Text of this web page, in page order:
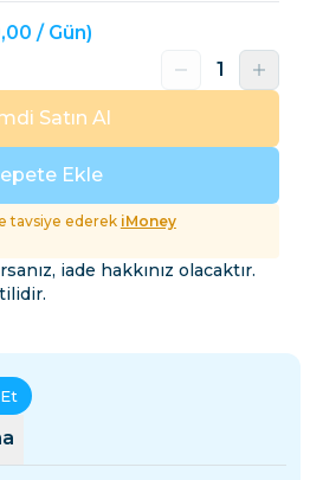
/ Gün)
Ekle
Satın Al
tavsiye ederek iMoney
iade hakkınız olacaktır.